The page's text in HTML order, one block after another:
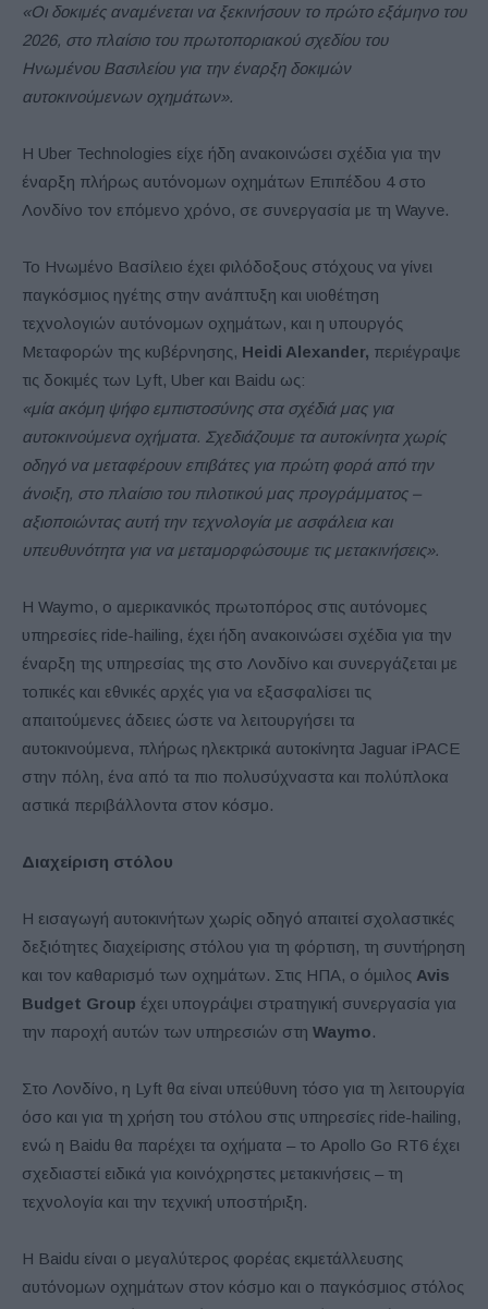
«Οι δοκιμές αναμένεται να ξεκινήσουν το πρώτο εξάμηνο του
2026, στο πλαίσιο του πρωτοποριακού σχεδίου του
Ηνωμένου Βασιλείου για την έναρξη δοκιμών
αυτοκινούμενων οχημάτων».
Η Uber Technologies είχε ήδη ανακοινώσει σχέδια για την
έναρξη πλήρως αυτόνομων οχημάτων Επιπέδου 4 στο
Λονδίνο τον επόμενο χρόνο, σε συνεργασία με τη Wayve.
Το Ηνωμένο Βασίλειο έχει φιλόδοξους στόχους να γίνει
παγκόσμιος ηγέτης στην ανάπτυξη και υιοθέτηση
τεχνολογιών αυτόνομων οχημάτων, και η υπουργός
Μεταφορών της κυβέρνησης, Heidi Alexander, περιέγραψε
τις δοκιμές των Lyft, Uber και Baidu ως:
«μία ακόμη ψήφο εμπιστοσύνης στα σχέδιά μας για
αυτοκινούμενα οχήματα. Σχεδιάζουμε τα αυτοκίνητα χωρίς
οδηγό να μεταφέρουν επιβάτες για πρώτη φορά από την
άνοιξη, στο πλαίσιο του πιλοτικού μας προγράμματος –
αξιοποιώντας αυτή την τεχνολογία με ασφάλεια και
υπευθυνότητα για να μεταμορφώσουμε τις μετακινήσεις».
Η Waymo, ο αμερικανικός πρωτοπόρος στις αυτόνομες
υπηρεσίες ride-hailing, έχει ήδη ανακοινώσει σχέδια για την
έναρξη της υπηρεσίας της στο Λονδίνο και συνεργάζεται με
τοπικές και εθνικές αρχές για να εξασφαλίσει τις
απαιτούμενες άδειες ώστε να λειτουργήσει τα
αυτοκινούμενα, πλήρως ηλεκτρικά αυτοκίνητα Jaguar iPACE
στην πόλη, ένα από τα πιο πολυσύχναστα και πολύπλοκα
αστικά περιβάλλοντα στον κόσμο.
Διαχείριση στόλου
Η εισαγωγή αυτοκινήτων χωρίς οδηγό απαιτεί σχολαστικές
δεξιότητες διαχείρισης στόλου για τη φόρτιση, τη συντήρηση
και τον καθαρισμό των οχημάτων. Στις ΗΠΑ, ο όμιλος Avis
Budget Group έχει υπογράψει στρατηγική συνεργασία για
την παροχή αυτών των υπηρεσιών στη Waymo.
Στο Λονδίνο, η Lyft θα είναι υπεύθυνη τόσο για τη λειτουργία
όσο και για τη χρήση του στόλου στις υπηρεσίες ride-hailing,
ενώ η Baidu θα παρέχει τα οχήματα – το Apollo Go RT6 έχει
σχεδιαστεί ειδικά για κοινόχρηστες μετακινήσεις – τη
τεχνολογία και την τεχνική υποστήριξη.
Η Baidu είναι ο μεγαλύτερος φορέας εκμετάλλευσης
αυτόνομων οχημάτων στον κόσμο και ο παγκόσμιος στόλος